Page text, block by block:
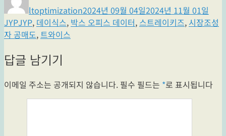
쓴
이
ltoptimization성
일
자
2024년 09월 04일2024년 11월 01일
고
리
JYP태
그
JYP, 데이식스, 박스 오피스 데이터,스트레이키즈, 시장조성
자 공매도,트와이스
답글 남기기
이메일 주소는 공개되지 않습니다. 필수 필드는 *로 표시됩니다